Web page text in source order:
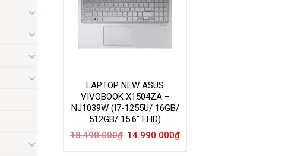
LAPTOP NEW ASUS
VIVOBOOK X1504ZA –
NJ1039W (I7-1255U/ 16GB/
512GB/ 15.6″ FHD)
18.490.000₫ Giá
14.990.000₫Giá